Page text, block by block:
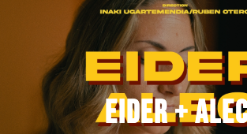
Eider +
Eider +